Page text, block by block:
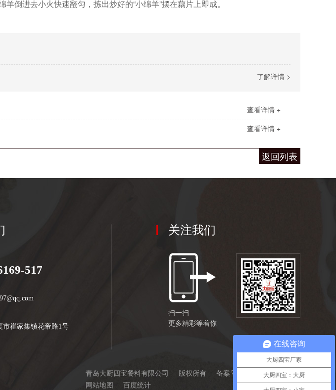
倒进去小火快速翻匀，拣出炒好的“小绵羊”摆在藕片上即成。
了解详情 >
查看详情 +
查看详情 +
返回列表
517
市崔家集镇花帝路1号
关注我们
扫一扫
更多精彩等着你
青岛大厨四宝餐料有限公司 版权所有 备案号:
鲁ICP备16032727号
网站地图
百度统计
在线咨询
大厨四宝厂家
大厨四宝：大厨